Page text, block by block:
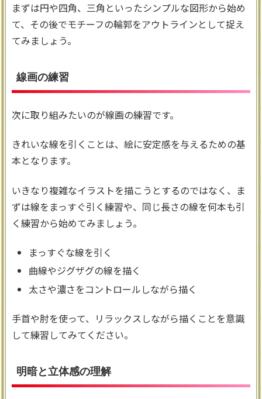
まずは円や四角、三角といったシンプルな図形から始め
て、その後でモチーフの輪郭をアウトラインとして捉え
てみましょう。
線画の練習
次に取り組みたいのが線画の練習です。
きれいな線を引くことは、絵に安定感を与えるための基
本となります。
いきなり複雑なイラストを描こうとするのではなく、ま
ずは線をまっすぐ引く練習や、同じ長さの線を何本も引
く練習から始めてみましょう。
まっすぐな線を引く
曲線やジグザグの線を描く
太さや濃さをコントロールしながら描く
手首や肘を使って、リラックスしながら描くことを意識
して練習してみてください。
明暗と立体感の理解